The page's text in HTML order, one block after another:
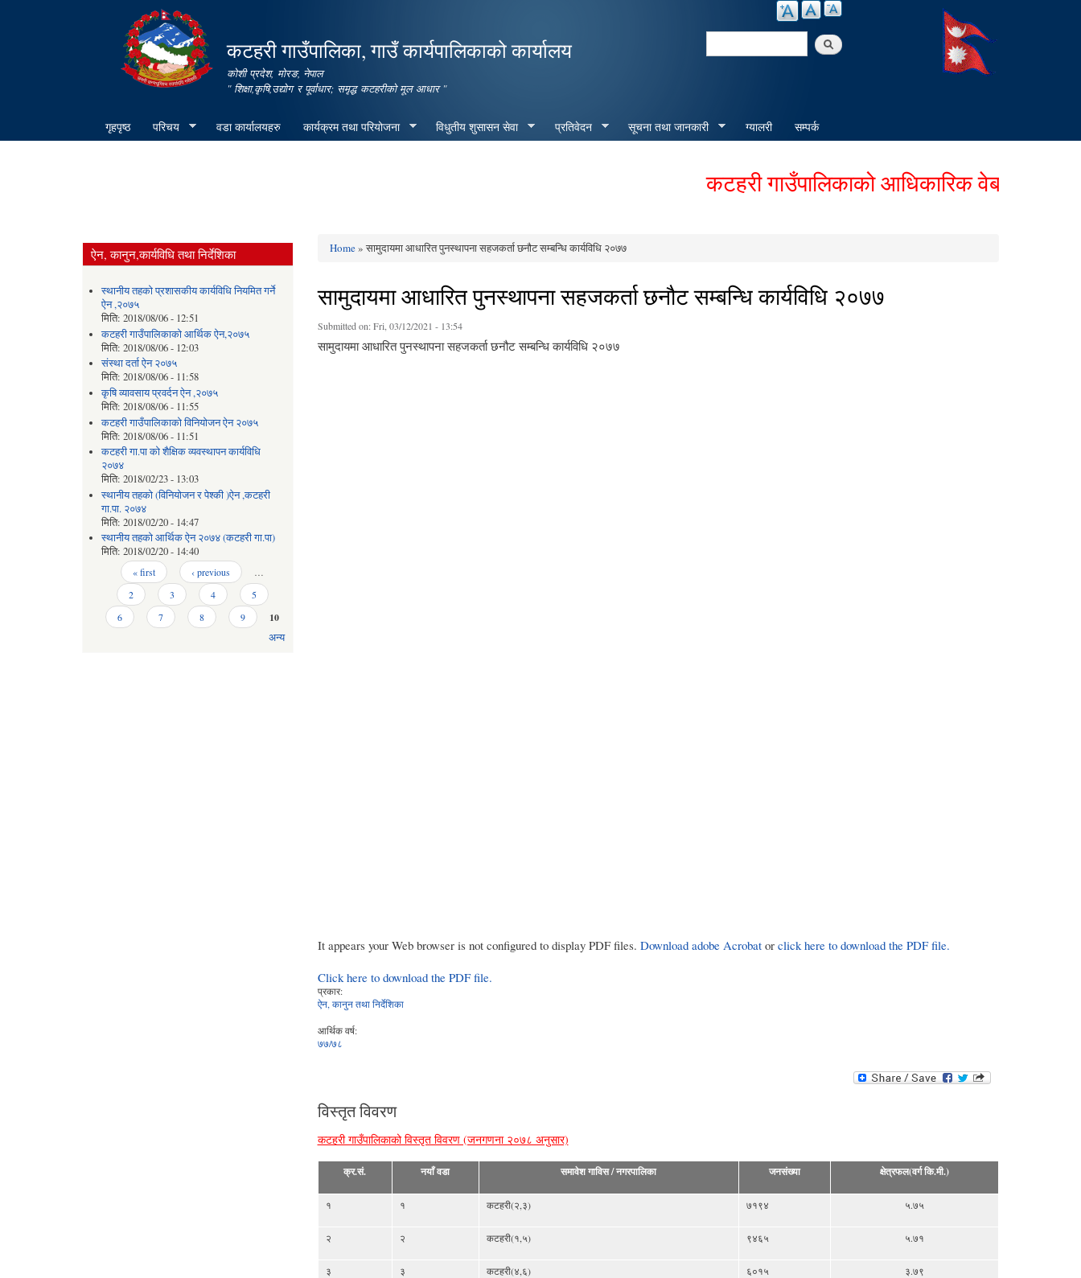
content
कटहरी गाउँपालिका, गाउँ कार्यपालिकाको कार्यालय
कोशी प्रदेश, मोरङ, नेपाल
" शिक्षा,कृषि,उद्योग र पूर्वाधार; समृद्ध कटहरीको मूल आधार "
Search
गृहपृष्ठ परिचय वडा कार्यालयहरु कार्यक्रम तथा परियोजना विधुतीय शुसासन सेवा प्रतिवेदन सूचना तथा जानकारी ग्यालरी सम्पर्क
कटहरी गाउँपालिकाको आधिकारिक वेबसाईटमा
ऐन, कानुन,कार्यविधि तथा निर्देशिका
स्थानीय तहको प्रशासकीय कार्यविधि नियमित गर्ने
ऐन ,२०७५
मिति: 2018/08/06 - 12:51
कटहरी गाउँपालिकाको आर्थिक ऐन,२०७५
मिति: 2018/08/06 - 12:03
संस्था दर्ता ऐन २०७५
मिति: 2018/08/06 - 11:58
कृषि व्यावसाय प्रवर्दन ऐन ,२०७५
मिति: 2018/08/06 - 11:55
कटहरी गाउँपालिकाको विनियोजन ऐन २०७५
मिति: 2018/08/06 - 11:51
कटहरी गा.पा को शैक्षिक व्यवस्थापन कार्यविधि
२०७४
मिति: 2018/02/23 - 13:03
स्थानीय तहको (विनियोजन र पेश्की )ऐन ,कटहरी
गा.पा. २०७४
मिति: 2018/02/20 - 14:47
स्थानीय तहको आर्थिक ऐन २०७४ (कटहरी गा.पा)
मिति: 2018/02/20 - 14:40
Pages « first ‹ previous
…
2
3 4
5
6
7 8 9
10
अन्य
You are here
Home» सामुदायमा आधारित पुनस्थापना सहजकर्ता छनौट सम्बन्धि कार्यविधि २०७७
सामुदायमा आधारित पुनस्थापना सहजकर्ता छनौट सम्बन्धि कार्यविधि २०७७
Submitted on:Fri, 03/12/2021 - 13:54
सामुदायमा आधारित पुनस्थापना सहजकर्ता छनौट सम्बन्धि कार्यविधि २०७७
It appears your Web browser is not configured to display PDF files. Download adobe Acrobat or click here to download the PDF file.
Click here to download the PDF file.
प्रकार:
ऐन, कानुन तथा निर्देशिका
आर्थिक वर्ष:
७७/७८
विस्तृत विवरण
कटहरी गाउँपालिकाको विस्तृत विवरण (जनगणना २०७८ अनुसार)
क्र.सं. नयाँ वडा समावेश गाविस / नगरपालिका जनसंख्या क्षेत्रफल(वर्ग कि.मी.)
१ १ कटहरी(२,३) ७१९४ ५.७५
२ २ कटहरी(१,५) ९४६५ ५.७१
३ ३ कटहरी(४,६) ६०१५ ३.७९